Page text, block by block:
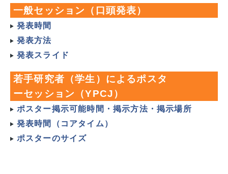
一般セッション（口頭発表）
発表時間
発表方法
発表スライド
若手研究者（学生）によるポスタ
ーセッション（YPCJ）
ポスター掲示可能時間・掲示方法・掲示場所
発表時間（コアタイム）
ポスターのサイズ